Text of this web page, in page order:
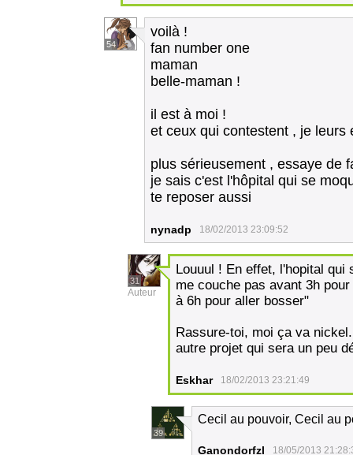
54
voilà !
fan number one
maman
belle-maman !
il est à moi !
et ceux qui contestent , je
plus sérieusement , essaye de
je sais c'est l'hôpital qui se
te reposer aussi
nynadp 18/02/2013 23:09:52
31
Auteur
Louuul ! En effet, l'hopital qui
me couche pas avant 3h
à 6h pour aller bosser"
Rassure-toi, moi ça va
autre projet qui sera un peu
Eskhar 18/02/2013 23:21:49
39
Cecil au pouvoir, Cecil au
Ganondorfzl 18/05/2013